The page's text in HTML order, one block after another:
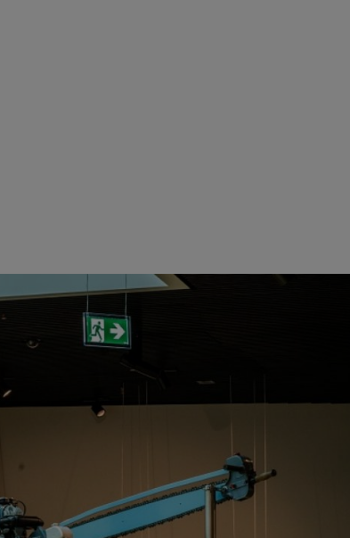
und entdecke, wie STIHL die Arbeit mit und in der Natur